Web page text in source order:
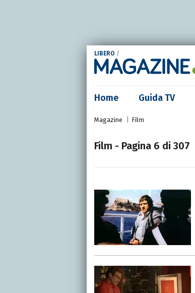
LIBERO /
Home Guida TV
Magazine Film
Film - Pagina 6 di 307